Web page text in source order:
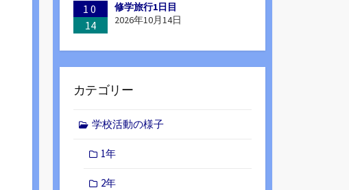
10
14
修学旅行1日目
2026年10月14日
カテゴリー
学校活動の様子
1年
2年